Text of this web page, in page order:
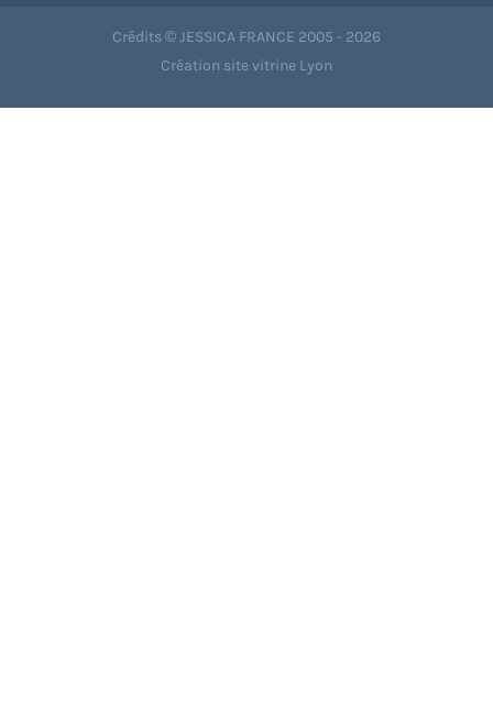
Crédits © JESSICA FRANCE 2005 - 2026
Création site vitrine Lyon